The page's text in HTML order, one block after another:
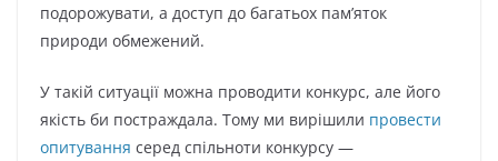
подорожувати, а доступ до багатьох пам’яток
природи обмежений.
У такій ситуації можна проводити конкурс, але його
якість би постраждала. Тому ми вирішили провести
опитування серед спільноти конкурсу —